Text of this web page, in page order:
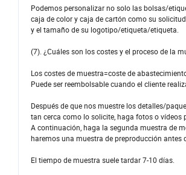
Podemos personalizar no solo las bolsas/
caja de color y caja de cartón como su
y el tamaño de su logotipo/etiqueta/etiqueta.
(7). ¿Cuáles son los costes y el proceso de la
Los costes de muestra=coste de
Puede ser reembolsable cuando el cliente
Después de que nos muestre los detalles/
tan cerca como lo solicite, haga fotos o
A continuación, haga la segunda muestra de
haremos una muestra de preproducción antes
El tiempo de muestra suele tardar 7-10 días.